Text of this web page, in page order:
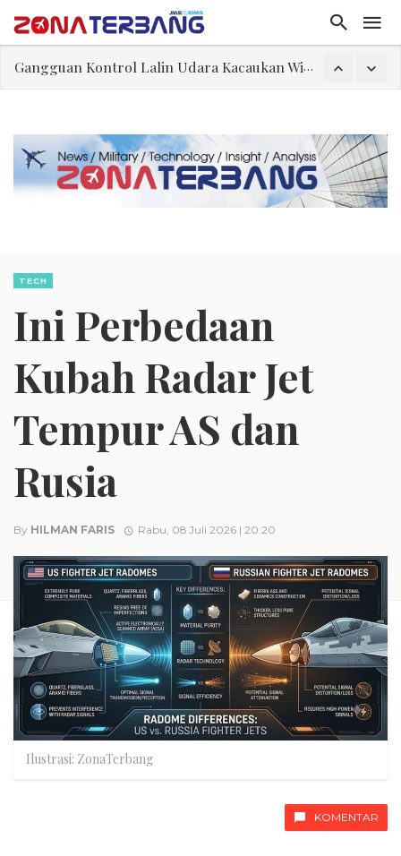
El-Sayed, Palestina, dan Peluang Diplomasi Prabowo
Trump Batasi Hak Kewarganegaraan Lewat Kelahiran dan Larang “Wisata Bersalin”
Sjafrie Sjamsoeddin: Jangan Sakiti Hati Rakyat
TECH
Ini Perbedaan
Kubah Radar Jet
Tempur AS dan
Rusia
By HILMAN FARIS Rabu, 08 Juli 2026 | 20:20
Ilustrasi: ZonaTerbang
KOMENTAR